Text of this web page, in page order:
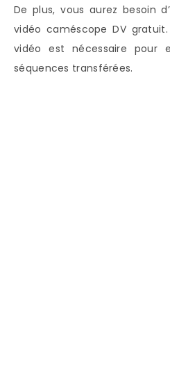
De plus, vous aurez besoin
vidéo caméscope DV
vidéo est nécessaire pour
séquences transférées.